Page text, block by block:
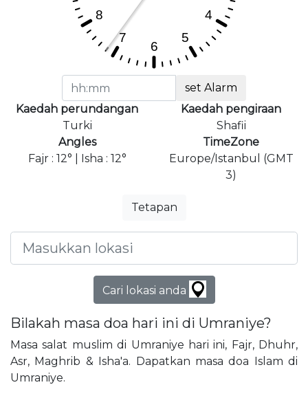
set Alarm
Kaedah perundangan
Turki
Kaedah pengiraan
Shafii
Angles
Fajr : 12° | Isha : 12°
TimeZone
Europe/Istanbul (GMT
3)
Tetapan
Cari lokasi anda
Bilakah masa doa hari ini di Umraniye?
Masa salat muslim di Umraniye hari ini, Fajr, Dhuhr,
Asr, Maghrib & Isha'a. Dapatkan masa doa Islam di
Umraniye.